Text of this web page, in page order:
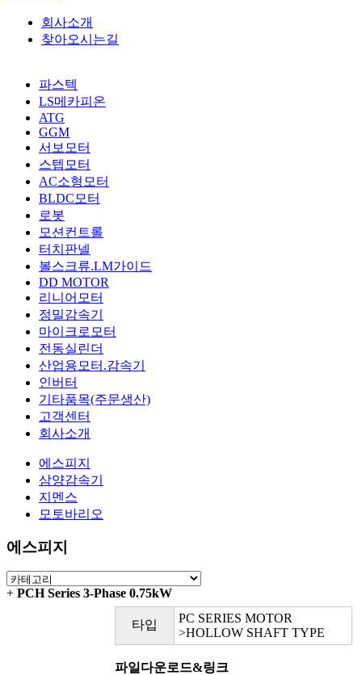
회사소개
찾아오시는길
파스텍
LS메카피온
ATG
GGM
서보모터
스텝모터
AC소형모터
BLDC모터
로봇
모션컨트롤
터치판넬
볼스크류.LM가이드
DD MOTOR
리니어모터
정밀감속기
마이크로모터
전동실린더
산업용모터.감속기
인버터
기타품목(주문생산)
고객센터
회사소개
에스피지
삼양감속기
지멘스
모토바리오
에스피지
+ PCH Series 3-Phase 0.75kW
타입
PC SERIES MOTOR
>HOLLOW SHAFT TYPE
파일다운로드&링크